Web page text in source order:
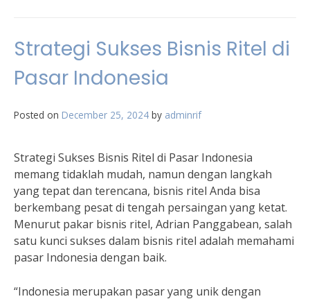
Strategi Sukses Bisnis Ritel di
Pasar Indonesia
Posted on December 25, 2024 by adminrif
Strategi Sukses Bisnis Ritel di Pasar Indonesia
memang tidaklah mudah, namun dengan langkah
yang tepat dan terencana, bisnis ritel Anda bisa
berkembang pesat di tengah persaingan yang ketat.
Menurut pakar bisnis ritel, Adrian Panggabean, salah
satu kunci sukses dalam bisnis ritel adalah memahami
pasar Indonesia dengan baik.
“Indonesia merupakan pasar yang unik dengan